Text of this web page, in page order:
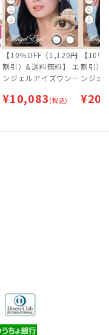
【10％OFF（1,120円
割引）&送料無料】 エ
ンジェルアイズワンデ
4箱セット [約2ヶ月
¥10,083 (税込)
【10
割引）
ンジェ
8箱セ
¥